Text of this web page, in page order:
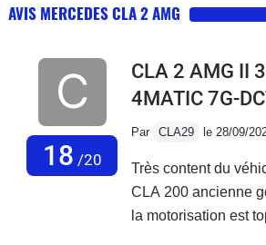
AVIS MERCEDES CLA 2 AMG
18 /20
CLA 2 AMG II
4MATIC 7G-
Par CLA29 le 28/09/
Très content du
CLA 200 ancienne
la motorisation est